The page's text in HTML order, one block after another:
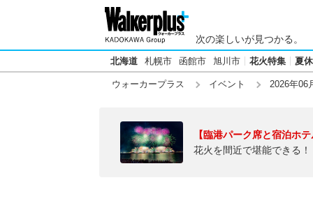
次の楽しいが見つかる。
北海道 札幌市 函館市 旭川市 花火特集 夏
ウォーカープラス イベント 2026年06
【臨港パーク席と宿泊ホ
花火を間近で堪能できる